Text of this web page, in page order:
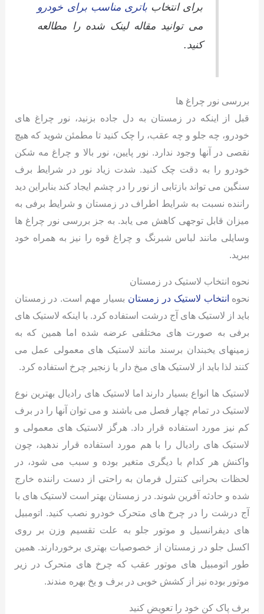
برای انتخاب باتری مناسب برای خودرو
می توانید مقاله لینک شده را مطالعه
کنید.
بررسی نور چراغ ها
قبل از اینکه در زمستان به دل جاده بزنید، نور چراغ های
خودرو، چه جلو و چه عقب، را چک کنید تا مطمئن شوید که هیچ
نقصی در آنها وجود ندارد. نور پایین، نور بالا و چراغ مه شکن
خودرو را به دقت چک کنید. شدت زیاد نور در شرایط برف
سنگین می تواند بازتابی از نور را در چشم ایجاد کند بنابراین دید
راننده نسبت به شرایط اطراف در زمستان و شرایط برفی به
میزان قابل توجهی کاهش می یابد. به جز بررسی نور چراغ ها
وسایلی مانند لباس شبرنگ و چراغ قوه را نیز به همراه خود
ببرید.
نحوه انتخاب لاستیک در زمستان
نحوه انتخاب لاستیک در زمستان بسیار مهم است. در زمستان
باید از لاستیک های آج درشت استفاده کرد. با اینکه لاستیک های
برفی به صورت های مختلفی عرضه شده اما همین که به
زمینهای یخبندان برسند مانند لاستیک های معمولی عمل می
کنند لذا باید از لاستیک های میخ دار یا زنجیر چرخ استفاده کرد.
لاستیک ها انواع بسیار دارند اما لاستیک های رادیال بهترین نوع
لاستیک در تمام چهار فصل می باشند و می توان آنها را در برف
کم نیز مورد استفاده قرار داد. هرگز لاستیک های معمولی و
لاستیک های رادیال را با هم مورد استفاده قرار ندهید، چون
واکنش هر کدام با دیگری متغیر بوده و سبب می شود، در
لحظات بحرانی کنترل فرمان به راحتی از دست راننده خارج
شده و حادثه آفرین شوند. در زمستان بهتر است لاستیک های با
آج درشت را در چرخ های متحرک خودرو نصب کنید. اتومبیل
های دیفرانسیل و موتور جلو به علت تقسیم وزن بر روی
اکسل جلو در زمستان از خصوصیات بهتری برخوردارند. همین
طور اتومبیل های موتور عقب که چرخ های متحرک در زیر
موتور بوده نیز از کشش خوبی در برف و یخ بهره مندند.
برف پاک کن خود را تعویض کنید